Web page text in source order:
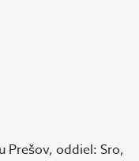
Prešov, oddiel: Sro,